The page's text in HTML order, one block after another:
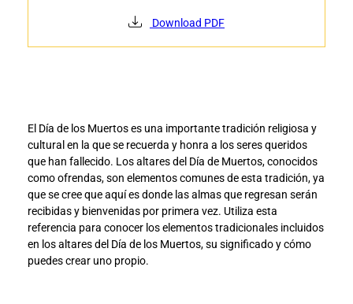
Download PDF
El Día de los Muertos es una importante tradición religiosa y
cultural en la que se recuerda y honra a los seres queridos
que han fallecido. Los altares del Día de Muertos, conocidos
como ofrendas, son elementos comunes de esta tradición, ya
que se cree que aquí es donde las almas que regresan serán
recibidas y bienvenidas por primera vez. Utiliza esta
referencia para conocer los elementos tradicionales incluidos
en los altares del Día de los Muertos, su significado y cómo
puedes crear uno propio.